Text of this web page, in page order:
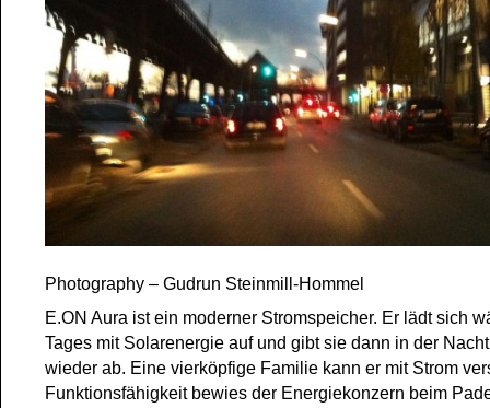
Photography – Gudrun Steinmill-Hommel
E.ON Aura ist ein moderner Stromspeicher. Er lädt sich
Tages mit Solarenergie auf und gibt sie dann in der
wieder ab. Eine vierköpfige Familie kann er mit Strom
Funktionsfähigkeit bewies der Energiekonzern beim